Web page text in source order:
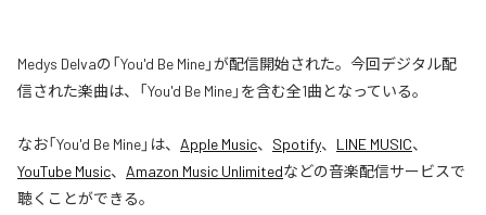
Medys Delvaの「You'd Be Mine」が配信開始された。今回デジタル配
信された楽曲は、「You'd Be Mine」を含む全1曲となっている。
なお「You'd Be Mine」は、 Apple Music、 Spotify、 LINE MUSIC、
YouTube Music、 Amazon Music Unlimitedなどの音楽配信サービスで
聴くことができる。